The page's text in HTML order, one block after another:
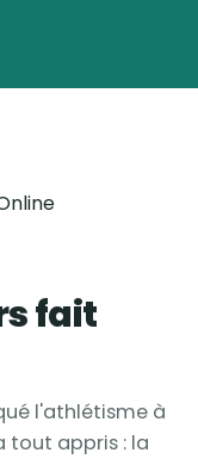
fait
l'athlétisme à
tout appris : la